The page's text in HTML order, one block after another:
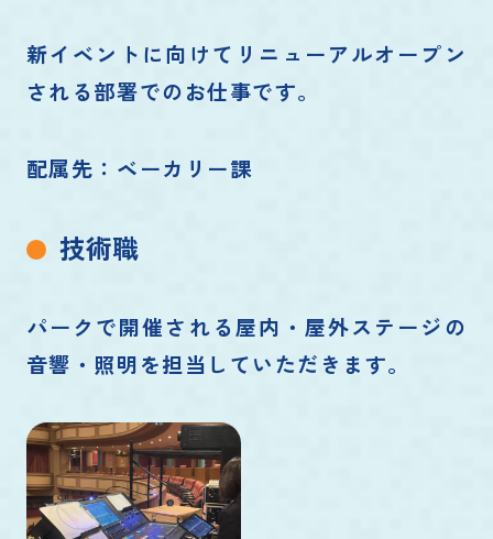
新イベントに向けてリニューアルオープン
される部署でのお仕事です。
配属先：ベーカリー課
技術職
パークで開催される屋内・屋外ステージの
音響・照明を担当していただきます。